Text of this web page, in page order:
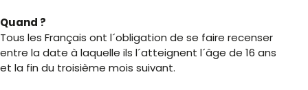
Quand ?
Tous les Français ont l´obligation de se faire recenser
entre la date à laquelle ils l´atteignent l´âge de 16 ans
et la fin du troisième mois suivant.